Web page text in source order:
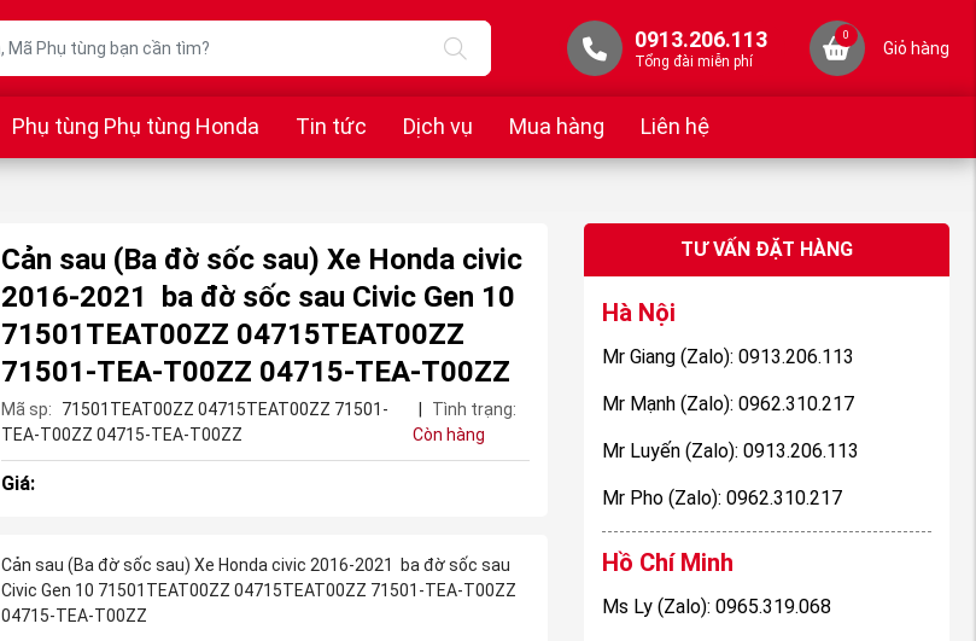
0913.206.113
Tổng đài miễn phí
0
Giỏ hàng
Phụ tùng Phụ tùng Honda Tin tức Dịch vụ Mua hàng Liên hệ
Cản sau (Ba đờ sốc sau) Xe Honda civic
2016-2021 ba đờ sốc sau Civic Gen 10
71501TEAT00ZZ 04715TEAT00ZZ
71501-TEA-T00ZZ 04715-TEA-T00ZZ
Mã sp:
71501TEAT00ZZ 04715TEAT00ZZ 71501-
TEA-T00ZZ 04715-TEA-T00ZZ
Tình trạng:
Còn hàng
Giá:
Cản sau (Ba đờ sốc sau) Xe Honda civic 2016-2021 ba đờ sốc sau
Civic Gen 10 71501TEAT00ZZ 04715TEAT00ZZ 71501-TEA-T00ZZ
04715-TEA-T00ZZ
TƯ VẤN ĐẶT HÀNG
Hà Nội
Mr Giang (Zalo): 0913.206.113
Mr Mạnh (Zalo): 0962.310.217
Mr Luyến (Zalo): 0913.206.113
Mr Pho (Zalo): 0962.310.217
Hồ Chí Minh
Ms Ly (Zalo): 0965.319.068